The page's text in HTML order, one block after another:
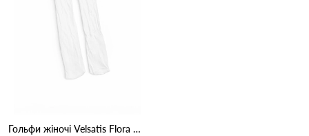
Гольфи жіночі Velsatis Flora Модель 1509 Білий